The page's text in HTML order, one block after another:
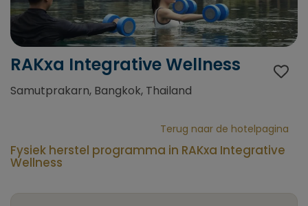
RAKxa Integrative Wellness
Samutprakarn, Bangkok, Thailand
Terug naar de hotelpagina
Fysiek herstel programma in RAKxa Integrative
Wellness